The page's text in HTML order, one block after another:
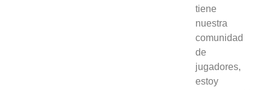
tiene
nuestra
comunidad
de
jugadores,
estoy